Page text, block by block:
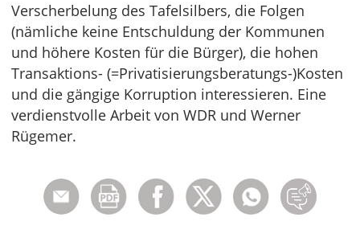
Verscherbelung des Tafelsilbers, die Folgen
(nämliche keine Entschuldung der Kommunen
und höhere Kosten für die Bürger), die hohen
Transaktions- (=Privatisierungsberatungs-)Kosten
und die gängige Korruption interessieren. Eine
verdienstvolle Arbeit von WDR und Werner
Rügemer.